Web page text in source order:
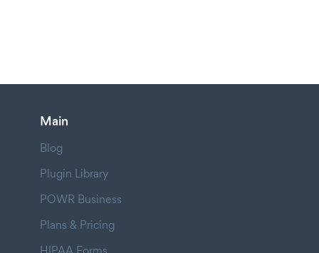
Main
Blog
Plugin Library
POWR Business
Plans & Pricing